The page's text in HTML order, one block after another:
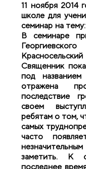
11 ноября 2014
школе для
семинар на
В семинаре
Священник
под
отражена
последствие
своем
ребятам о том,
самых
часто
заметить. К
последнее